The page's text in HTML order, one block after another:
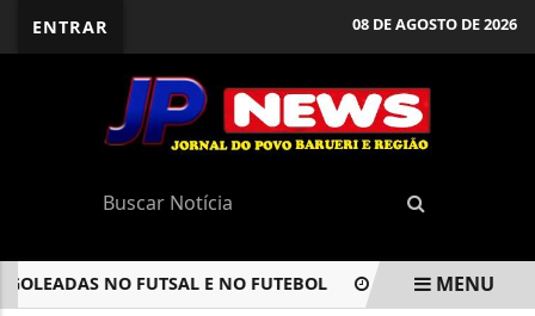
ENTRAR 08 DE AGOSTO DE 2026
NO FUTSAL E NO FUTEBOL ASSÉDIO ELEITORAL
MENU